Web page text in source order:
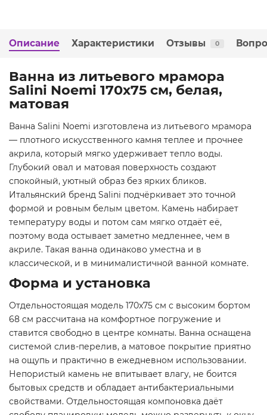
Описание Характеристики Отзывы 0
Ванна из литьевого мрамора
Salini Noemi 170x75 см, белая,
матовая
Ванна Salini Noemi изготовлена из литьевого мрамора
— плотного искусственного камня теплее и прочнее
акрила, который мягко удерживает тепло воды.
Глубокий овал и матовая поверхность создают
спокойный, уютный образ без ярких бликов.
Итальянский бренд Salini подчёркивает это точной
формой и ровным белым цветом. Камень набирает
температуру воды и потом сам мягко отдаёт её,
поэтому вода остывает заметно медленнее, чем в
акриле. Такая ванна одинаково уместна и в
классической, и в минималистичной ванной комнате.
Форма и установка
Отдельностоящая модель 170x75 см с высоким бортом
68 см рассчитана на комфортное погружение и
ставится свободно в центре комнаты. Ванна оснащена
системой слив-перелив, а матовое покрытие приятно
на ощупь и практично в ежедневном использовании.
Непористый камень не впитывает влагу, не боится
бытовых средств и обладает антибактериальными
свойствами. Отдельностоящая компоновка даёт